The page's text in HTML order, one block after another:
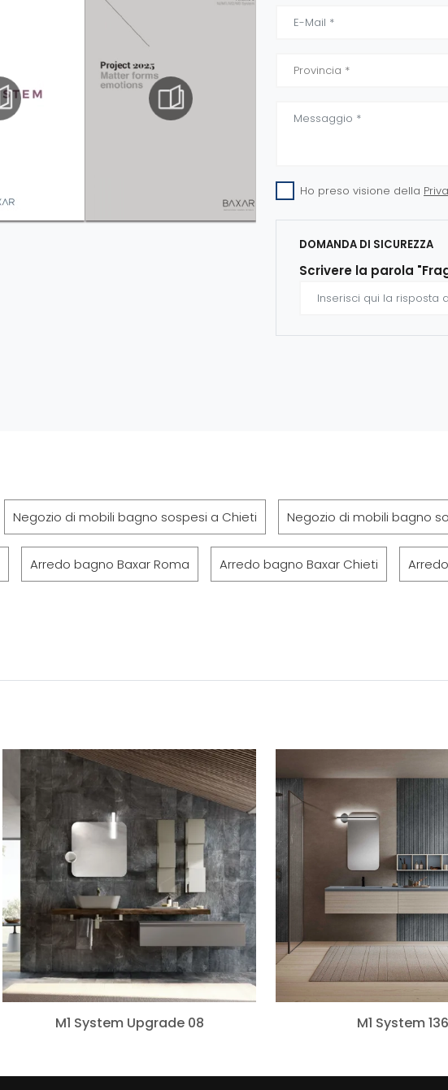
Ho preso visione della
DOMANDA DI SICUREZZA
Scrivere la parola
Negozio di mobili bagno sospesi a Chieti Negozio di mobili bagno
Arredo bagno Baxar Roma Arredo bagno Baxar Chieti
M1 System Upgrade 08 M1 System 136